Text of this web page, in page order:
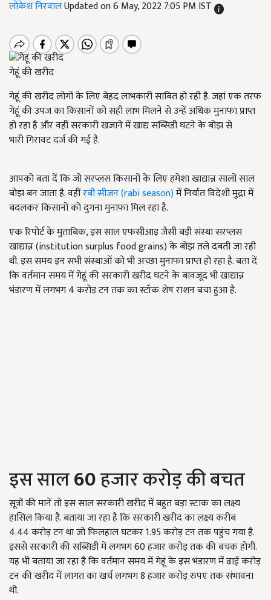
लोकेश निरवालUpdated on 6 May, 2022 7:05 PM IST
गेहूं की खरीद
गेहूं की खरीद लोगों के लिए बेहद लाभकारी साबित हो रही है. जहां एक तरफ
गेहूं की उपज का किसानों को सही लाभ मिलने से उन्हें अधिक मुनाफा प्राप्त
हो रहा है और वहीं सरकारी खजाने में खाद्य सब्सिडी घटने के बोझ से
भारी गिरावट दर्ज की गई है.
आपको बता दें कि जो सरप्लस किसानों के लिए हमेशा खाद्यान्न सालों साल
बोझ बन जाता है. वहींरबी सीजन (rabi season)में निर्यात विदेशी मुद्रा में
बदलकर किसानों को दुगना मुनाफा मिल रहा है.
एक रिपोर्ट के मुताबिक, इस साल एफसीआइ जैसी बड़ी संस्था सरप्लस
खाद्यान्न (institution surplus food grains) के बोझ तले दबती जा रही
थी. इस समय इन सभी संस्थाओं को भी अच्छा मुनाफा प्राप्त हो रहा है. बता दें
कि वर्तमान समय में गेहूं की सरकारी खरीद घटने के बावजूद भी खाद्यान्न
भंडारण में लगभग 4 करोड़ टन तक का स्टॉक शेष राशन बचा हुआ है.
इस साल60हजार करोड़ की बचत
सूत्रों की मानें तो इस साल सरकारी खरीद में बहुत बड़ा स्टाक का लक्ष्य
हासिल किया है. बताया जा रहा है कि सरकारी खरीद का लक्ष्य करीब
4.44 करोड़ टन था जो फिलहाल घटकर 1.95 करोड़ टन तक पहुंच गया है.
इससे सरकारी की सब्सिडी में लगभग 60 हजार करोड़ तक की बचक होगी.
यह भी बताया जा रहा है कि वर्तमान समय में गेहूं के इस भंडारण में ढाई करोड़
टन की खरीद में लागत का खर्च लगभग 8 हजार करोड़ रुपए तक संभावना
थी.